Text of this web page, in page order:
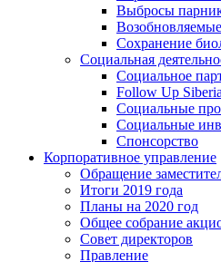
Выбросы
Сохранение
Социальная
Социальное
Follow Up Siberia
Социальные
Социальные
Спонсорство
Корпоративное управление
Обращение
Итоги 2019 года
Планы на 2020 год
Общее собрание
Совет директоров
Правление